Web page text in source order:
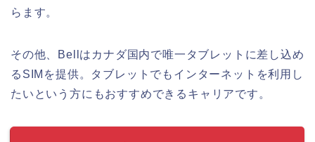
らます。
その他、Bellはカナダ国内で唯一タブレットに差し込め
るSIMを提供。タブレットでもインターネットを利用し
たいという方にもおすすめできるキャリアです。